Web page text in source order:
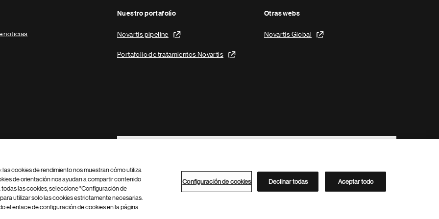
noticias
Nuestro portafolio
Novartis pipeline
Portafolio de tratamientos Novartis
Otras webs
Novartis Global
Footer Site Search
Configuración de cookies Mapa del sitio
Directorio de Novartis
cookies de rendimiento nos muestran cómo utiliza
de orientación nos ayudan a compartir contenido
las cookies, seleccione "Configuración de
utilizar solo las cookies estrictamente necesarias.
el enlace de configuración de cookies en la página
Configuración de cookies Declinar todas Aceptar todo